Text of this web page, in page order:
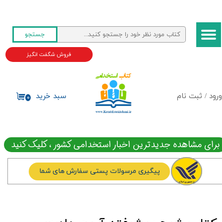
ورود / ثبت نام
حساب کاربری من
تغییر گذر واژه
جستجو
۰ سبد خرید
فروش شگفت انگیز
برای مشاهده جدیدترین اخبار استخدامی کشور ، کلیک کنید
پیگیری مرسولات پستی سفارش های شما